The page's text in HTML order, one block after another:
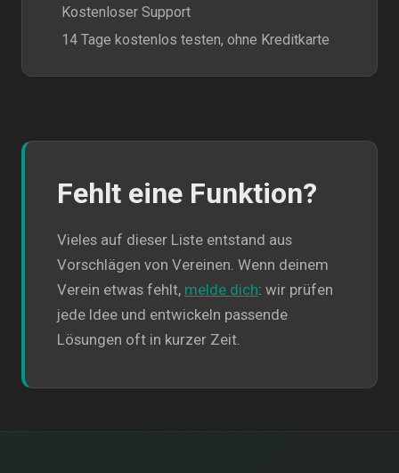
Kostenloser Support
14 Tage kostenlos testen, ohne Kreditkarte
Fehlt eine Funktion?
Vieles auf dieser Liste entstand aus
Vorschlägen von Vereinen. Wenn deinem
Verein etwas fehlt, melde dich: wir prüfen
jede Idee und entwickeln passende
Lösungen oft in kurzer Zeit.